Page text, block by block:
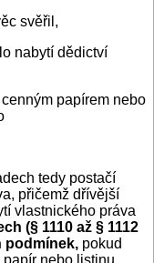
svěřil,
nabytí dědictví
papírem nebo
tedy postačí
přičemž dřívější
vlastnického práva
(§ 1110 až § 1112
podmínek, pokud